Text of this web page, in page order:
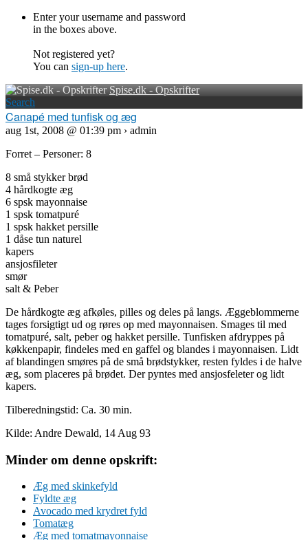
Enter your username and password
in the boxes above.
Not registered yet?
You can sign-up here.
Spise.dk - Opskrifter
Search
Canapé med tunfisk og æg
aug 1st, 2008 @ 01:39 pm › admin
Forret – Personer: 8
8 små stykker brød
4 hårdkogte æg
6 spsk mayonnaise
1 spsk tomatpuré
1 spsk hakket persille
1 dåse tun naturel
kapers
ansjosfileter
smør
salt & Peber
De hårdkogte æg afkøles, pilles og deles på langs. Æggeblommerne
tages forsigtigt ud og røres op med mayonnaisen. Smages til med
tomatpuré, salt, peber og hakket persille. Tunfisken afdryppes på
køkkenpapir, findeles med en gaffel og blandes i mayonnaisen. Lidt
af blandingen smøres på de små brødstykker, resten fyldes i de halve
æg, som placeres på brødet. Der pyntes med ansjosfeleter og lidt
kapers.
Tilberedningstid: Ca. 30 min.
Kilde: Andre Dewald, 14 Aug 93
Minder om denne opskrift:
Æg med skinkefyld
Fyldte æg
Avocado med krydret fyld
Tomatæg
Æg med tomatmayonnaise